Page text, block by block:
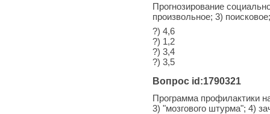
Прогнозирование
произвольное; 3)
?) 4,6
?) 1,2
?) 3,4
?) 3,5
Вопрос id:1790321
Программа профилактики
3) "мозгового штурма"; 4)